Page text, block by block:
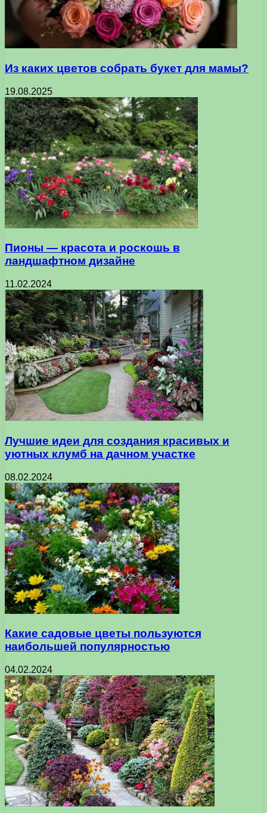
Из каких цветов собрать букет для мамы?
19.08.2025
Пионы — красота и роскошь в
ландшафтном дизайне
11.02.2024
Лучшие идеи для создания красивых и
уютных клумб на дачном участке
08.02.2024
Какие садовые цветы пользуются
наибольшей популярностью
04.02.2024